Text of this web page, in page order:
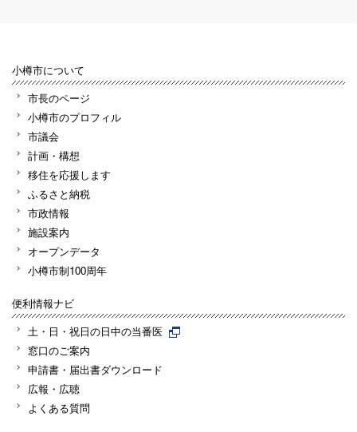
小樽市について
市長のページ
小樽市のプロフィル
市議会
計画・構想
移住を応援します
ふるさと納税
市政情報
施設案内
オープンデータ
小樽市制100周年
便利情報ナビ
土・日・祝日の日中の当番医
窓口のご案内
申請書・届出書ダウンロード
広報・広聴
よくある質問